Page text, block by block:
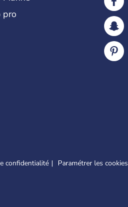
pro
confidentialité
Paramétrer les cookies